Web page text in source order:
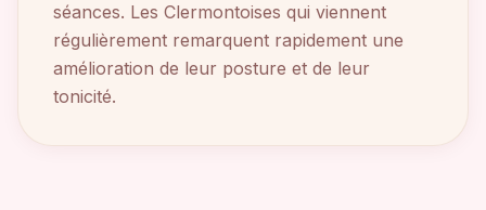
séances. Les Clermontoises qui viennent
régulièrement remarquent rapidement une
amélioration de leur posture et de leur
tonicité.